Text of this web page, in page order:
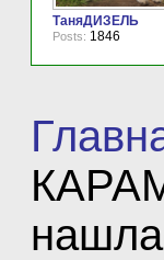
ТаняДИЗЕЛЬ
Posts: 1846